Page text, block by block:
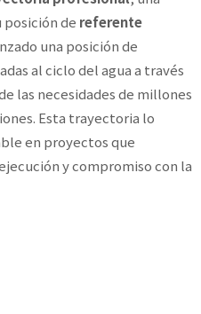
posición de referente
una posición de
al ciclo del agua a través
las necesidades de millones
Esta trayectoria lo
en proyectos que
y compromiso con la